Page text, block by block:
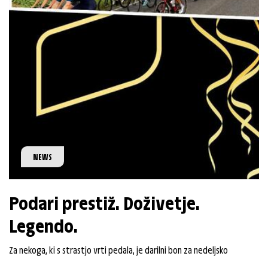
NEWS
Podari prestiž. Doživetje.
Legendo.
Za nekoga, ki s strastjo vrti pedala, je darilni bon za nedeljsko